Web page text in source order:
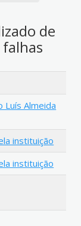
de
Luís Almeida
instituição
instituição